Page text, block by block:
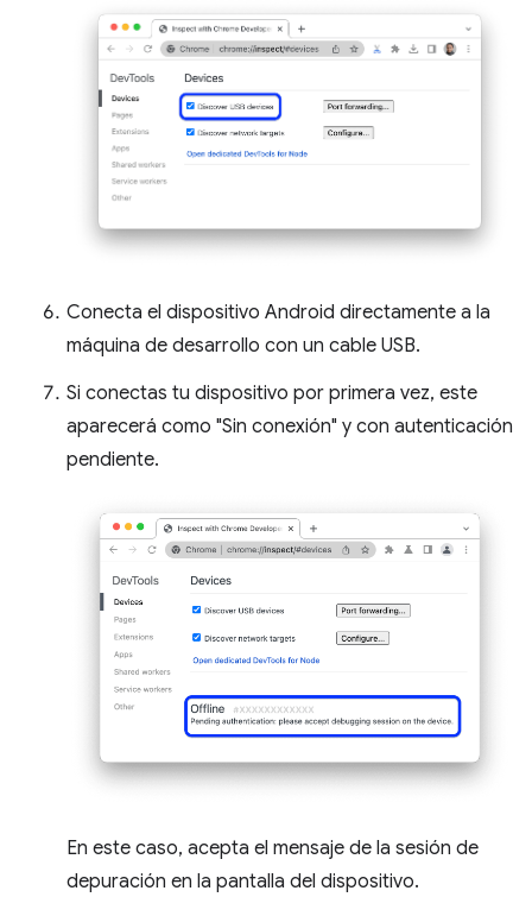
Conecta el dispositivo Android directamente a la
máquina de desarrollo con un cable USB.
Si conectas tu dispositivo por primera vez, este
aparecerá como "Sin conexión" y con autenticación
pendiente.
En este caso, acepta el mensaje de la sesión de
depuración en la pantalla del dispositivo.